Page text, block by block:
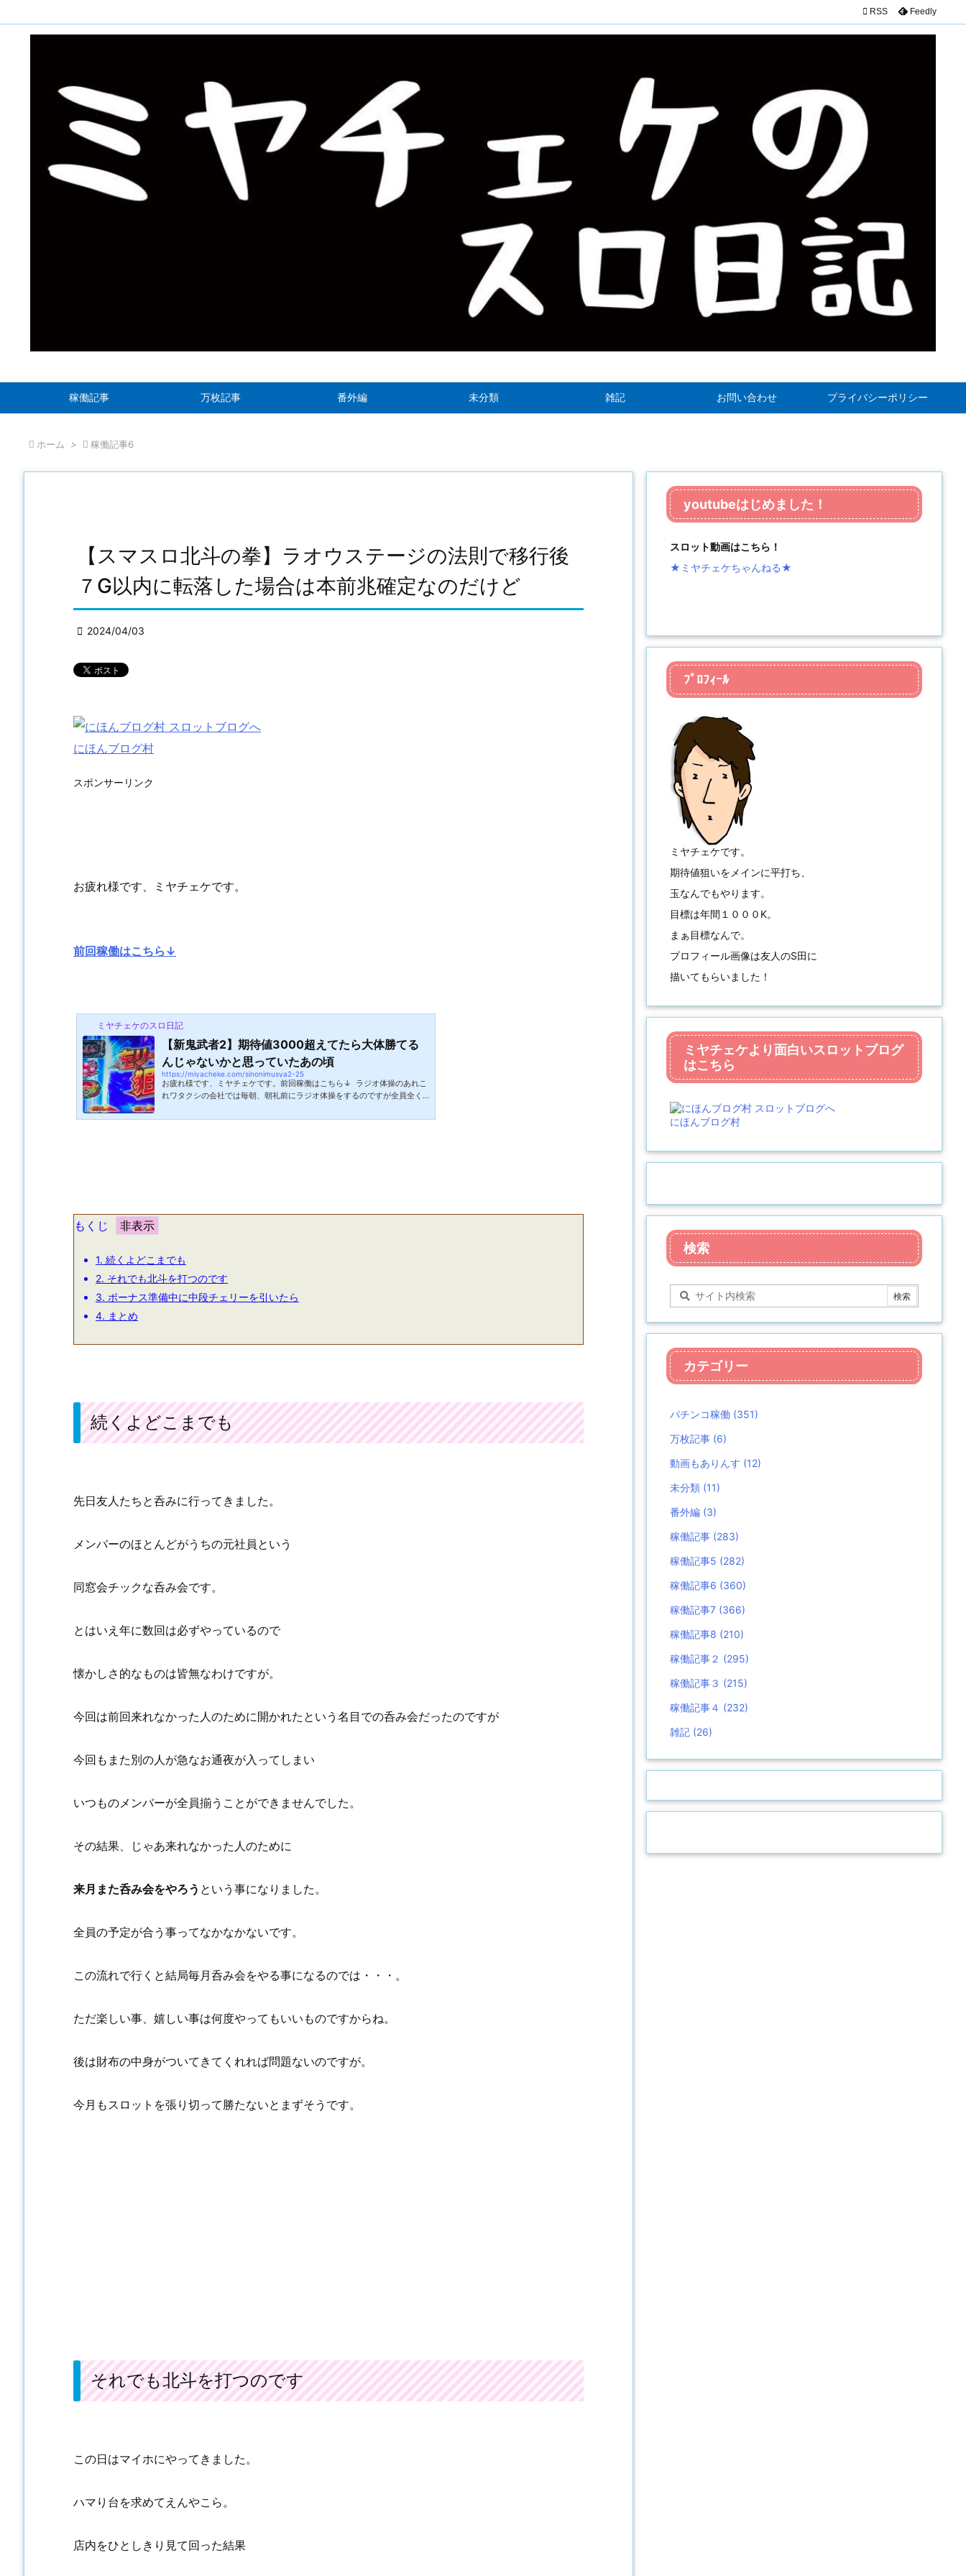
稼働記事 万枚記事 番外編 未分類 雑記 お問い合わせ プライバシーポリシー
 RSS Feedly
 ホーム >  稼働記事6
【スマスロ北斗の拳】ラオウステージの法則で移行後
７G以内に転落した場合は本前兆確定なのだけど
 2024/04/03
にほんブログ村
スポンサーリンク
お疲れ様です、ミヤチェケです。
前回稼働はこちら↓
ミヤチェケのスロ日記
【新鬼武者2】期待値3000超えてたら大体勝てる
んじゃないかと思っていたあの頃
https://miyacheke.com/sinonimusya2-25
お疲れ様です、ミヤチェケです。前回稼働はこちら↓ ラジオ体操のあれこ
れワタクシの会社では毎朝、朝礼前にラジオ体操をするのですが全員全く
ずっとワンテンポ早い（先読み）おじさんだとか全てにおいて動きが超小
もくじ
1. 続くよどこまでも
2. それでも北斗を打つのです
3. ボーナス準備中に中段チェリーを引いたら
4. まとめ
続くよどこまでも
先日友人たちと呑みに行ってきました。
メンバーのほとんどがうちの元社員という
同窓会チックな呑み会です。
とはいえ年に数回は必ずやっているので
懐かしさ的なものは皆無なわけですが。
今回は前回来れなかった人のために開かれたという名目での呑み会だったのですが
今回もまた別の人が急なお通夜が入ってしまい
いつものメンバーが全員揃うことができませんでした。
その結果、じゃあ来れなかった人のために
来月また呑み会をやろう という事になりました。
全員の予定が合う事ってなかなかないです。
この流れで行くと結局毎月呑み会をやる事になるのでは・・・。
ただ楽しい事、嬉しい事は何度やってもいいものですからね。
後は財布の中身がついてきてくれれば問題ないのですが。
今月もスロットを張り切って勝たないとまずそうです。
それでも北斗を打つのです
この日はマイホにやってきました。
ハマり台を求めてえんやこら。
店内をひとしきり見て回った結果
youtubeはじめました！
スロット動画はこちら！
★ミヤチェケちゃんねる★
ﾌﾟﾛﾌｨｰﾙ
ミヤチェケです。
期待値狙いをメインに平打ち、
玉なんでもやります。
目標は年間１０００K。
まぁ目標なんで。
プロフィール画像は友人のS田に
描いてもらいました！
ミヤチェケより面白いスロットブログ
はこちら
にほんブログ村
検索
カテゴリー
パチンコ稼働 (351)
万枚記事 (6)
動画もありんす (12)
未分類 (11)
番外編 (3)
稼働記事 (283)
稼働記事5 (282)
稼働記事6 (360)
稼働記事7 (366)
稼働記事8 (210)
稼働記事２ (295)
稼働記事３ (215)
稼働記事４ (232)
雑記 (26)